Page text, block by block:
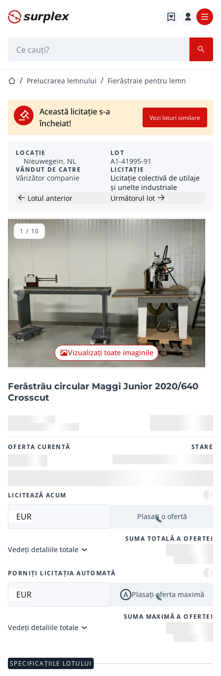
Pagina de start
Pagina de start
Prelucrarea lemnului Fierăstraie pentru lemn
Această licitație s-a
încheiat!
Vezi loturi similare
LOCAȚIE
Nieuwegein, NL
VÂNDUT DE CATRE
Vânzător companie
LOT
A1-41995-91
LICITAȚIE
Licitație colectivă de utilaje
și unelte industriale
Lotul anterior
Următorul lot
Articolul anterior
Vizualizați toate imaginile
1 / 10
Ferăstrău circular Maggi Junior 2020/640
Crosscut
OFERTA CURENTĂ STARE
LICITEAZĂ ACUM
EUR Plasați o ofertă
SUMA TOTALĂ A OFERTEI
Vedeți detaliile totale
PORNIȚI LICITAȚIA AUTOMATĂ
EUR Plasați oferta maximă
SUMA MAXIMĂ A OFERTEI
Vedeți detaliile totale
SPECIFICAȚIILE LOTULUI